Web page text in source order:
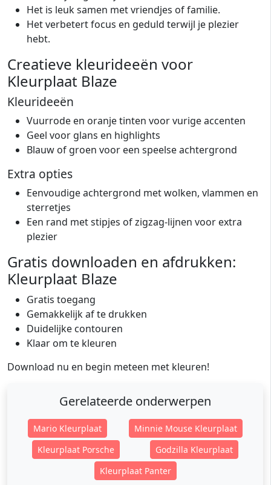
Het is leuk samen met vriendjes of familie.
Het verbetert focus en geduld terwijl je plezier
hebt.
Creatieve kleurideeën voor
Kleurplaat Blaze
Kleurideeën
Vuurrode en oranje tinten voor vurige accenten
Geel voor glans en highlights
Blauw of groen voor een speelse achtergrond
Extra opties
Eenvoudige achtergrond met wolken, vlammen en
sterretjes
Een rand met stipjes of zigzag-lijnen voor extra
plezier
Gratis downloaden en afdrukken:
Kleurplaat Blaze
Gratis toegang
Gemakkelijk af te drukken
Duidelijke contouren
Klaar om te kleuren
Download nu en begin meteen met kleuren!
Gerelateerde onderwerpen
Mario Kleurplaat
Minnie Mouse Kleurplaat
Kleurplaat Porsche
Godzilla Kleurplaat
Kleurplaat Panter